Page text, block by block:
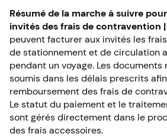
Résumé de la marche à suivre
invités des frais de contravention |
peuvent facturer aux invités les
de stationnement et de circulation
pendant un voyage. Les
soumis dans les délais prescrits
remboursement des frais de
Le statut du paiement et le
sont gérés directement dans le
des frais accessoires.